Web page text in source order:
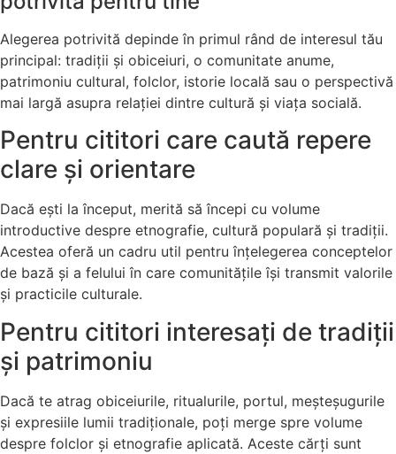
Alegerea potrivită depinde în primul rând de interesul tău
principal: tradiții și obiceiuri, o comunitate anume,
patrimoniu cultural, folclor, istorie locală sau o perspectivă
mai largă asupra relației dintre cultură și viața socială.
Pentru cititori care caută repere
clare și orientare
Dacă ești la început, merită să începi cu volume
introductive despre etnografie, cultură populară și tradiții.
Acestea oferă un cadru util pentru înțelegerea conceptelor
de bază și a felului în care comunitățile își transmit valorile
și practicile culturale.
Pentru cititori interesați de tradiții
și patrimoniu
Dacă te atrag obiceiurile, ritualurile, portul, meșteșugurile
și expresiile lumii tradiționale, poți merge spre volume
despre folclor și etnografie aplicată. Aceste cărți sunt